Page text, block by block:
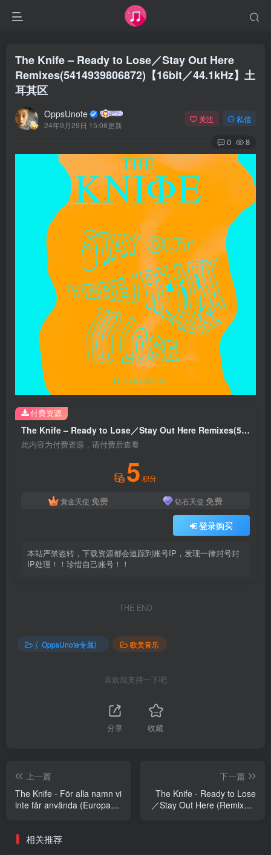
The Knife – Ready to Lose／Stay Out Here
Remixes(5414939806872)【16bit／44.1kHz】土
耳其区
OppsUnote
24年9月29日 15:08更新
关注 私信
0 8
The Knife – Ready to Lose／Stay Out Here Remixes(5414939806872)【16bit／44.1kHz】土耳其区
此内容为付费资源，请付费后查看
5 积分
黄金天使 免费 钻石天使 免费
登录购买
本站严禁盗转，下载资源都会追踪到账号IP，发现一律封号封
IP处理！！珍惜自己账号！！
付费资源
THE END
〖OppsUnote专属〗 欧美音乐
喜欢就支持一下吧
分享 收藏
上一篇
The Knife - För alla namn vi
inte får använda (Europa
Single(5060236632388)
下一篇
The Knife - Ready to Lose
／Stay Out Here (Remixes)
相关推荐